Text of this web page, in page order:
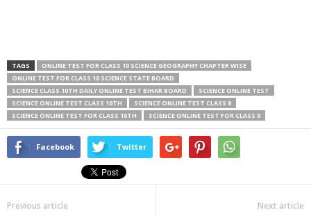
TAGS
ONLINE TEST FOR CLASS 10 SCIENCE GEOGRAPHY CHAPTER WISE
ONLINE TEST FOR CLASS 10 SCIENCE STATE BOARD
SCIENCE CLASS 10TH DAILY ONLINE TEST BIHAR BOARD
SCIENCE ONLINE TEST
SCIENCE ONLINE TEST CLASS 10TH
SCIENCE ONLINE TEST CLASS 8
SCIENCE ONLINE TEST FOR CLASS 10TH
SCIENCE ONLINE TEST FOR CLASS 9
Facebook Twitter
Previous article Next article